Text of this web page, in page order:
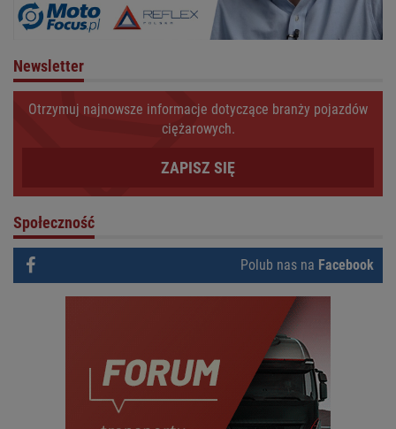
Newsletter
Otrzymuj najnowsze informacje dotyczące branży pojazdów
ciężarowych.
ZAPISZ SIĘ
Społeczność
Polub nas na Facebook